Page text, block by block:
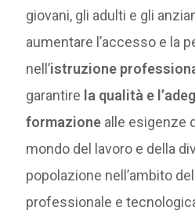
giovani, gli adulti e gli
aumentare l’accesso e la
nell’istruzione
garantire la qualità e
formazione alle esigenze
mondo del lavoro e della
popolazione nell’ambito
professionale e